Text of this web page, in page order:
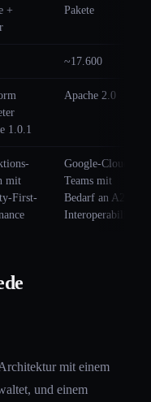
+
Pakete
~17.600
1.0.1
Apache 2.0
mit
First-
Google-Cloud-
Teams mit
Bedarf an A2A-
Interoperabilität
mit einem
und einem